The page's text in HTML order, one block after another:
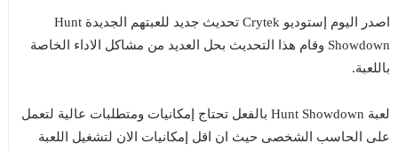
اصدر اليوم إستوديو Crytek تحديث جديد للعبتهم الجديدة Hunt
Showdown وقام هذا التحديث بحل العديد من مشاكل الاداء الخاصة
باللعبة.
لعبة Hunt Showdown بالفعل تحتاج إمكانيات ومتطلبات عالية لتعمل
على الحاسب الشخصى حيث ان اقل إمكانيات الان لتشغيل اللعبة